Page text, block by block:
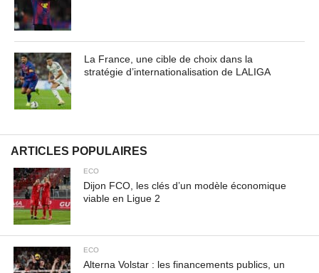
La France, une cible de choix dans la
stratégie d’internationalisation de LALIGA
ARTICLES POPULAIRES
ECO
Dijon FCO, les clés d’un modèle économique
viable en Ligue 2
ECO
Alterna Volstar : les financements publics, un